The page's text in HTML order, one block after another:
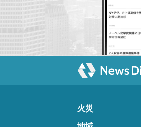
火災